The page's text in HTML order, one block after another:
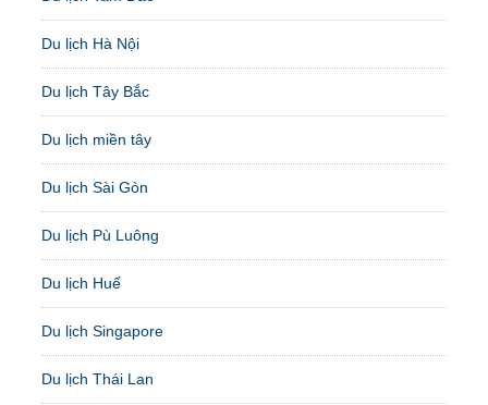
Du lịch Hà Nội
Du lịch Tây Bắc
Du lịch miền tây
Du lịch Sài Gòn
Du lịch Pù Luông
Du lịch Huế
Du lịch Singapore
Du lịch Thái Lan